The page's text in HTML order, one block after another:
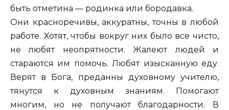
быть отметина — родинка или бородавка.
Они красноречивы, аккуратны, точны в любой
работе. Хотят, чтобы вокруг них было все чисто,
не любят неопрятности. Жалеют людей и
стараются им помочь. Любят изысканную еду.
Верят в Бога, преданны духовному учителю,
тянутся к духовным знаниям. Помогают
многим, но не получают благодарности. В